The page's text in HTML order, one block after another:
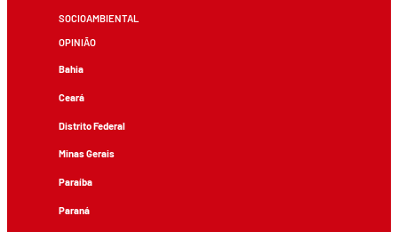
SOCIOAMBIENTAL
OPINIÃO
Bahia
Ceará
Distrito Federal
Minas Gerais
Paraíba
Paraná